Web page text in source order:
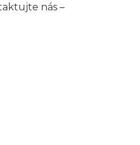
nás –